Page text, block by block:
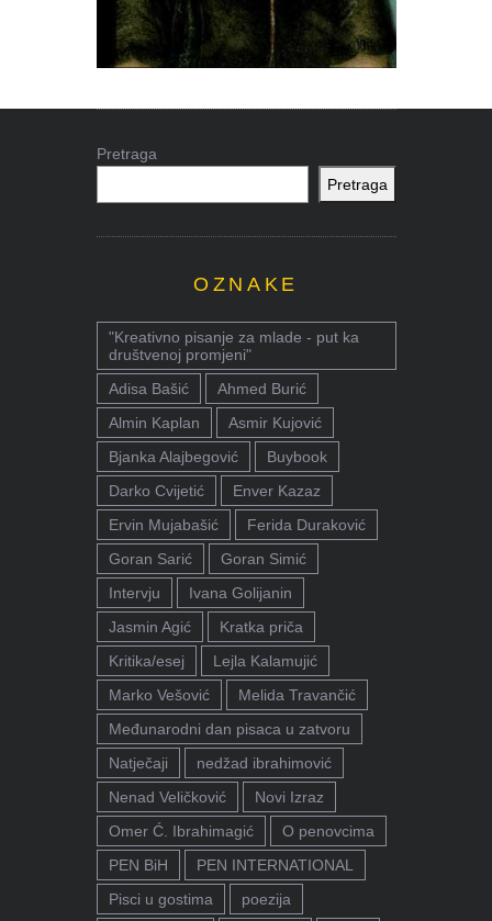
Pretraga
Pretraga
OZNAKE
"Kreativno pisanje za mlade - put ka
društvenoj promjeni"
Adisa Bašić
Ahmed Burić
Almin Kaplan
Asmir Kujović
Bjanka Alajbegović
Buybook
Darko Cvijetić
Enver Kazaz
Ervin Mujabašić
Ferida Duraković
Goran Sarić
Goran Simić
Intervju
Ivana Golijanin
Jasmin Agić
Kratka priča
Kritika/esej
Lejla Kalamujić
Marko Vešović
Melida Travančić
Međunarodni dan pisaca u zatvoru
Natječaji
nedžad ibrahimović
Nenad Veličković
Novi Izraz
Omer Ć. Ibrahimagić
O penovcima
PEN BiH
PEN INTERNATIONAL
Pisci u gostima
poezija